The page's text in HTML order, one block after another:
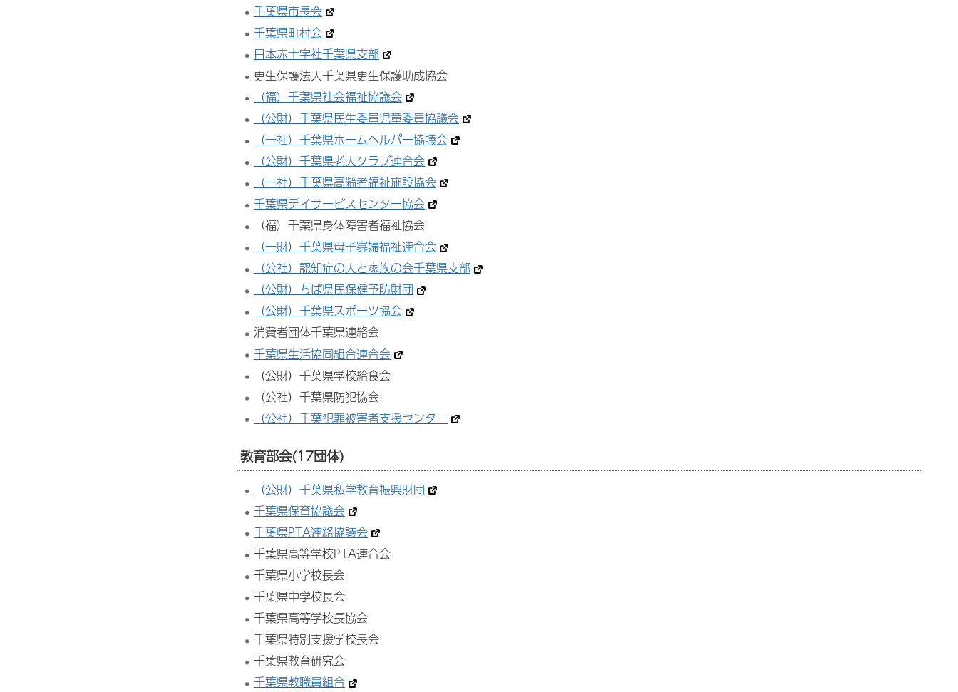
千葉県市長会
千葉県町村会
日本赤十字社千葉県支部
更生保護法人千葉県更生保護助成協会
（福）千葉県社会福祉協議会
（公財）千葉県民生委員児童委員協議会
（一社）千葉県ホームヘルパー協議会
（公財）千葉県老人クラブ連合会
（一社）千葉県高齢者福祉施設協会
千葉県デイサービスセンター協会
（福）千葉県身体障害者福祉協会
（一財）千葉県母子寡婦福祉連合会
（公社）認知症の人と家族の会千葉県支部
（公財）ちば県民保健予防財団
（公財）千葉県スポーツ協会
消費者団体千葉県連絡会
千葉県生活協同組合連合会
（公財）千葉県学校給食会
（公社）千葉県防犯協会
（公社）千葉犯罪被害者支援センター
教育部会(17団体)
（公財）千葉県私学教育振興財団
千葉県保育協議会
千葉県PTA連絡協議会
千葉県高等学校PTA連合会
千葉県小学校長会
千葉県中学校長会
千葉県高等学校長協会
千葉県特別支援学校長会
千葉県教育研究会
千葉県教職員組合